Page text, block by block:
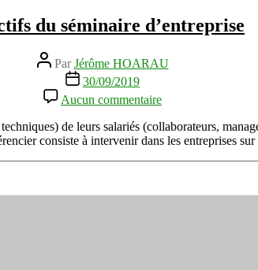
séminaires,
réunions
conférences
du séminaire d’entreprise
Auteur
de
l’article
ParJérôme HOARAU
Date
l’article
30/09/2019
Aucun commentaire
Les
objectifs
du
d’entreprise
de leurs salariés (collaborateurs,
consiste à intervenir dans les entreprises